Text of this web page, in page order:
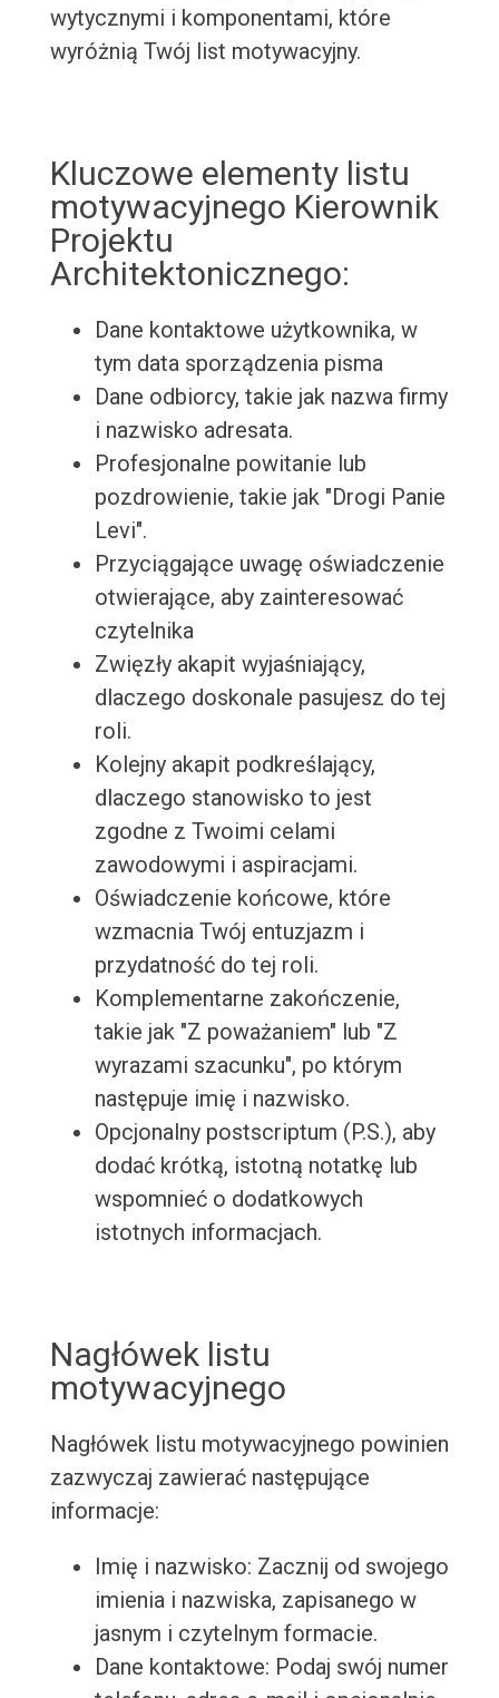
wytycznymi i komponentami, które
wyróżnią Twój list motywacyjny.
Kluczowe elementy listu
motywacyjnego Kierownik
Projektu
Architektonicznego:
Dane kontaktowe użytkownika, w
tym data sporządzenia pisma
Dane odbiorcy, takie jak nazwa firmy
i nazwisko adresata.
Profesjonalne powitanie lub
pozdrowienie, takie jak "Drogi Panie
Levi".
Przyciągające uwagę oświadczenie
otwierające, aby zainteresować
czytelnika
Zwięzły akapit wyjaśniający,
dlaczego doskonale pasujesz do tej
roli.
Kolejny akapit podkreślający,
dlaczego stanowisko to jest
zgodne z Twoimi celami
zawodowymi i aspiracjami.
Oświadczenie końcowe, które
wzmacnia Twój entuzjazm i
przydatność do tej roli.
Komplementarne zakończenie,
takie jak "Z poważaniem" lub "Z
wyrazami szacunku", po którym
następuje imię i nazwisko.
Opcjonalny postscriptum (P.S.), aby
dodać krótką, istotną notatkę lub
wspomnieć o dodatkowych
istotnych informacjach.
Nagłówek listu
motywacyjnego
Nagłówek listu motywacyjnego powinien
zazwyczaj zawierać następujące
informacje:
Imię i nazwisko: Zacznij od swojego
imienia i nazwiska, zapisanego w
jasnym i czytelnym formacie.
Dane kontaktowe: Podaj swój numer